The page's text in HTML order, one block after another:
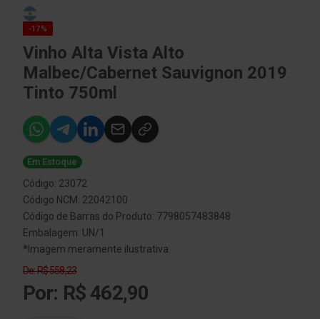
-17%
Vinho Alta Vista Alto
Malbec/Cabernet Sauvignon 2019
Tinto 750ml
Em Estoque
Código: 23072
Código NCM: 22042100
Código de Barras do Produto: 7798057483848
Embalagem: UN/1
*Imagem meramente ilustrativa
De: R$ 558,23
Por: R$ 462,90